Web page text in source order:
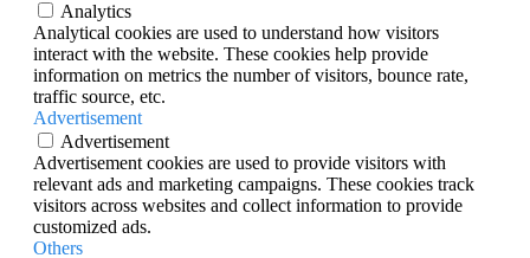
Analytics
Analytical cookies are used to understand how visitors
interact with the website. These cookies help provide
information on metrics the number of visitors, bounce rate,
traffic source, etc.
Advertisement
Advertisement
Advertisement cookies are used to provide visitors with
relevant ads and marketing campaigns. These cookies track
visitors across websites and collect information to provide
customized ads.
Others